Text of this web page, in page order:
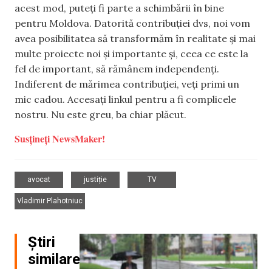
acest mod, puteți fi parte a schimbării în bine
pentru Moldova. Datorită contribuției dvs, noi vom
avea posibilitatea să transformăm în realitate și mai
multe proiecte noi și importante și, ceea ce este la
fel de important, să rămânem independenți.
Indiferent de mărimea contribuției, veți primi un
mic cadou. Accesați linkul pentru a fi complicele
nostru. Nu este greu, ba chiar plăcut.
Susțineți NewsMaker!
avocat
justiție
TV
Vladimir Plahotniuc
Știri
similare